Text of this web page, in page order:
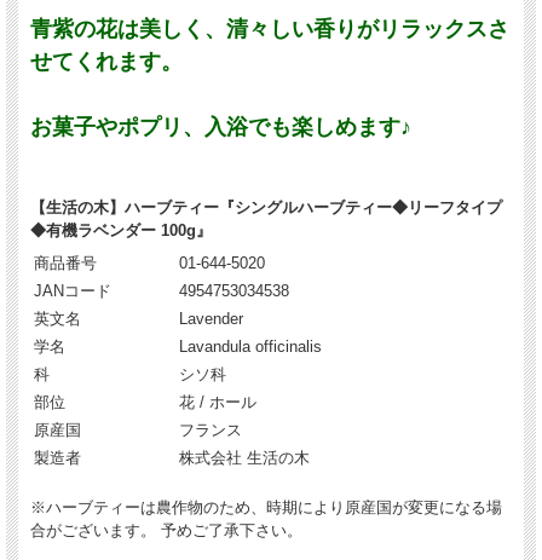
青紫の花は美しく、清々しい香りがリラックスさ
せてくれます。
お菓子やポプリ、入浴でも楽しめます♪
【生活の木】ハーブティー『シングルハーブティー◆リーフタイプ
◆有機ラベンダー 100g』
商品番号
01-644-5020
JANコード
4954753034538
英文名
Lavender
学名
Lavandula officinalis
科
シソ科
部位
花 / ホール
原産国
フランス
製造者
株式会社 生活の木
※ハーブティーは農作物のため、時期により原産国が変更になる場
合がございます。 予めご了承下さい。